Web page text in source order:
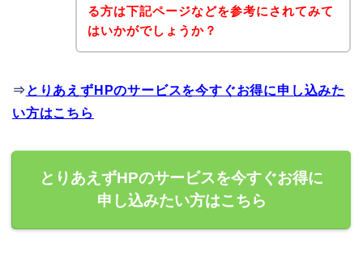
る方は下記ページなどを参考にされてみて
はいかがでしょうか？
⇒ とりあえずHPのサービスを今すぐお得に申し込みた
い方はこちら
とりあえずHPのサービスを今すぐお得に
申し込みたい方はこちら